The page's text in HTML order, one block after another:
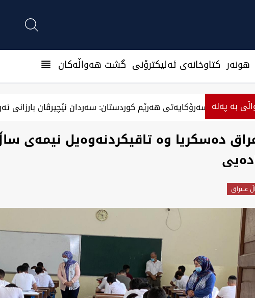
هونه‌ر كتاوخانه‌ی ئه‌ليكترۆنی گشت هەواڵەکان
بە پەلە سەرۆکایەتی هەرێم کوردستان: سەردان نێچیرڤان بارزانی
دەسکریا وە تاقیکردنەوەیل نیمەی
عــیراق